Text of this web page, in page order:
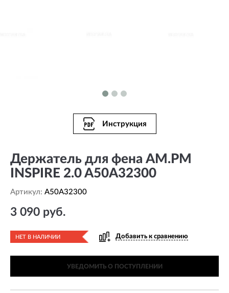
Инструкция
Держатель для фена AM.PM
INSPIRE 2.0 A50A32300
Артикул: A50A32300
3 090 руб.
НЕТ В НАЛИЧИИ Добавить к сравнению
УВЕДОМИТЬ О ПОСТУПЛЕНИИ